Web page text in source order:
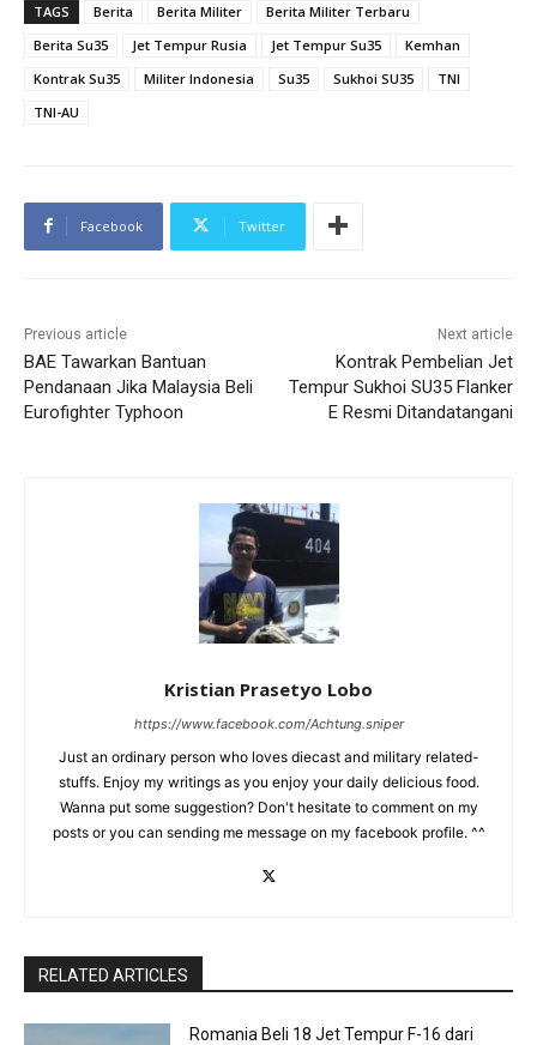
TAGS Berita Berita Militer
Berita Militer Terbaru
Berita Su35
Jet Tempur Rusia Jet Tempur Su35
Kemhan
Kontrak Su35
Militer Indonesia Su35 Sukhoi SU35
TNI
TNI-AU
Facebook Twitter
Previous article
BAE Tawarkan Bantuan
Pendanaan Jika Malaysia Beli
Eurofighter Typhoon
Next article
Kontrak Pembelian Jet
Tempur Sukhoi SU35 Flanker
E Resmi Ditandatangani
Kristian Prasetyo Lobo
https://www.facebook.com/Achtung.sniper
Just an ordinary person who loves diecast and military related-
stuffs. Enjoy my writings as you enjoy your daily delicious food.
Wanna put some suggestion? Don't hesitate to comment on my
posts or you can sending me message on my facebook profile. ^^
RELATED ARTICLES
Romania Beli 18 Jet Tempur F-16 dari